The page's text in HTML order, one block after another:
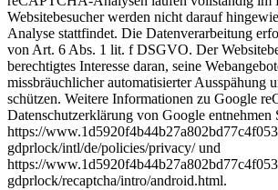
Websitebesucher werden nicht darauf
Analyse stattfindet. Die Datenverarbeitung
von Art. 6 Abs. 1 lit. f DSGVO. Der
berechtigtes Interesse daran, seine
missbräuchlicher automatisierter Ausspähung
schützen. Weitere Informationen zu Google
Datenschutzerklärung von Google
https://
gdprlock/intl/de/policies/privacy/ und
https://
gdprlock/recaptcha/intro/android.html.